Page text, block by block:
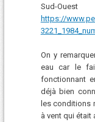
Sud-
https://
On y
eau car le
fonctionnant
déjà bien
les conditions
à vent qui était